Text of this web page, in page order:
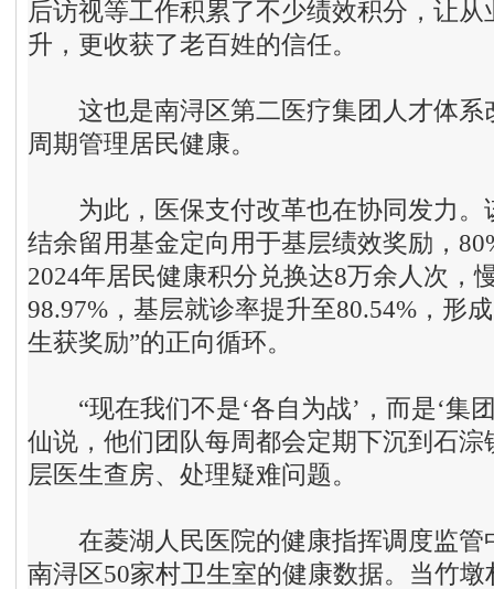
后访视等工作积累了不少绩效积分，让
升，更收获了老百姓的信任。
这也是南浔区第二医疗集团人才体
周期管理居民健康。
为此，医保支付改革也在协同发力。
结余留用基金定向用于基层绩效奖励，
2024年居民健康积分兑换达8万余人次，
98.97%，基层就诊率提升至80.54%，形
生获奖励”的正向循环。
“现在我们不是‘各自为战’，而是‘集
仙说，他们团队每周都会定期下沉到石
层医生查房、处理疑难问题。
在菱湖人民医院的健康指挥调度监管
南浔区50家村卫生室的健康数据。当竹